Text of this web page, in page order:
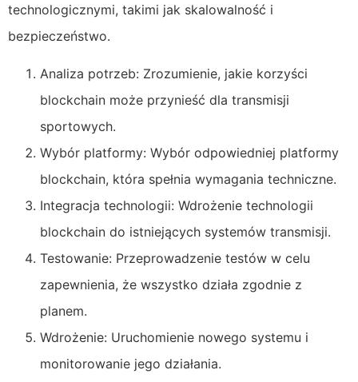
technologicznymi, takimi jak skalowalność i
bezpieczeństwo.
Analiza potrzeb: Zrozumienie, jakie korzyści
blockchain może przynieść dla transmisji
sportowych.
Wybór platformy: Wybór odpowiedniej platformy
blockchain, która spełnia wymagania techniczne.
Integracja technologii: Wdrożenie technologii
blockchain do istniejących systemów transmisji.
Testowanie: Przeprowadzenie testów w celu
zapewnienia, że wszystko działa zgodnie z
planem.
Wdrożenie: Uruchomienie nowego systemu i
monitorowanie jego działania.